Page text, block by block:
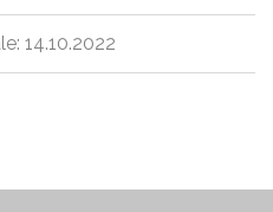
14.10.2022